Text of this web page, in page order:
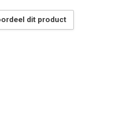
dit product